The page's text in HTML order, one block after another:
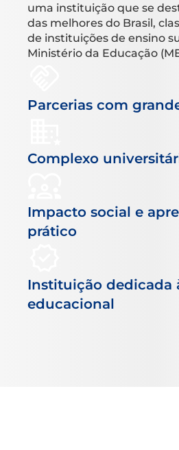
uma instituição que se
das melhores do Brasil,
de instituições de ensino
Ministério da Educação
Parcerias com
Complexo
Impacto social e
prático
Instituição dedicada
educacional